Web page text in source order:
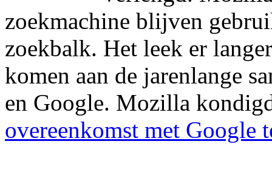
zoekmachine blijven
zoekbalk. Het leek er
komen aan de jarenlange
en Google. Mozilla
overeenkomst met Google